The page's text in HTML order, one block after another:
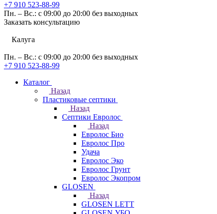
+7 910 523-88-99
Пн. – Вс.: с 09:00 до 20:00 без выходных
Заказать консультацию
Калуга
Пн. – Вс.: с 09:00 до 20:00 без выходных
+7 910 523-88-99
Каталог
Назад
Пластиковые септики
Назад
Септики Евролос
Назад
Евролос Био
Евролос Про
Удача
Евролос Эко
Евролос Грунт
Евролос Экопром
GLOSEN
Назад
GLOSEN LETT